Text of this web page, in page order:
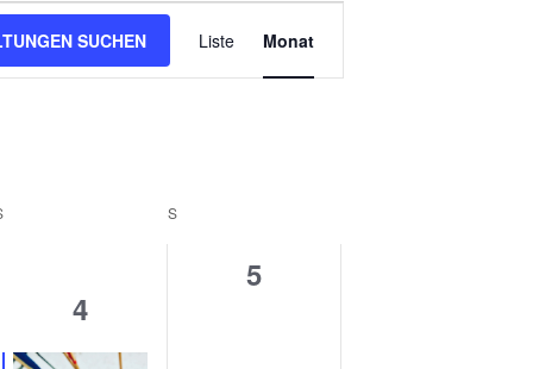
SUCHEN
Veranstaltung
Liste Monat
S
1
Veranstaltung,
4
0
5